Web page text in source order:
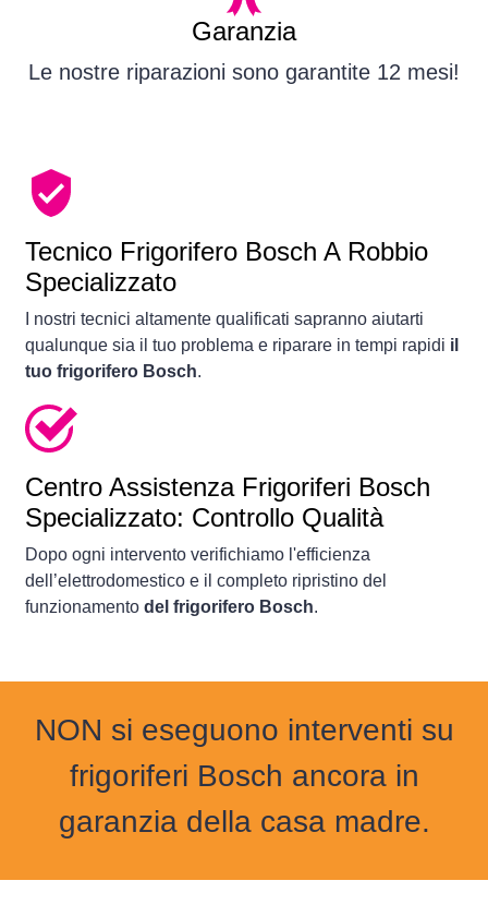
Garanzia
Le nostre riparazioni sono garantite 12 mesi!
Tecnico Frigorifero Bosch A Robbio
Specializzato
I nostri tecnici altamente qualificati sapranno aiutarti
qualunque sia il tuo problema e riparare in tempi rapidi il
tuo frigorifero Bosch.
Centro Assistenza Frigoriferi Bosch
Specializzato: Controllo Qualità
Dopo ogni intervento verifichiamo l'efficienza
dell’elettrodomestico e il completo ripristino del
funzionamento del frigorifero Bosch.
NON si eseguono interventi su
frigoriferi Bosch ancora in
garanzia della casa madre.